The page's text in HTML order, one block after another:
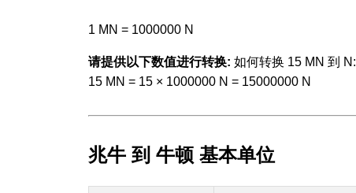
1 MN = 1000000 N
请提供以下数值进行转换: 如何转换 15 MN 到 N:
15 MN = 15 × 1000000 N = 15000000 N
兆牛 到 牛顿 基本单位